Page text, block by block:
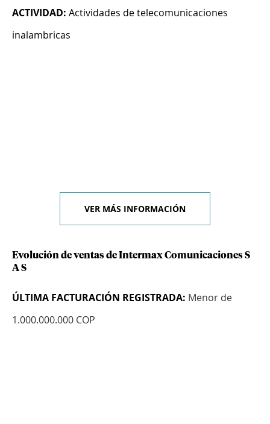
ACTIVIDAD: Actividades de telecomunicaciones
inalambricas
VER MÁS INFORMACIÓN
Evolución de ventas de Intermax Comunicaciones S
A S
ÚLTIMA FACTURACIÓN REGISTRADA: Menor de
1.000.000.000 COP